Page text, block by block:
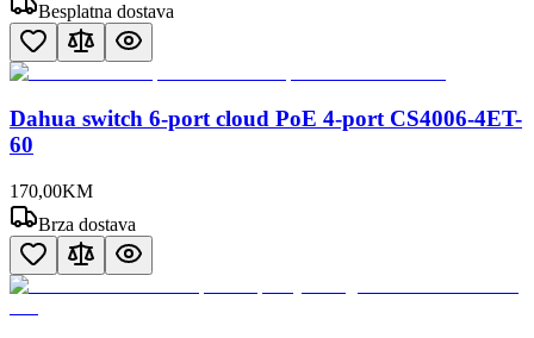
Besplatna dostava
Dahua switch 6-port cloud PoE 4-port CS4006-4ET-
60
170,00KM
Brza dostava